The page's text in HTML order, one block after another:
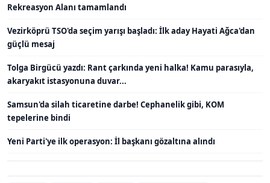
Rekreasyon Alanı tamamlandı
Vezirköprü TSO'da seçim yarışı başladı: İlk aday Hayati Ağca'dan
güçlü mesaj
Tolga Birgücü yazdı: Rant çarkında yeni halka! Kamu parasıyla,
akaryakıt istasyonuna duvar...
Samsun'da silah ticaretine darbe! Cephanelik gibi, KOM
tepelerine bindi
Yeni Parti'ye ilk operasyon: İl başkanı gözaltına alındı